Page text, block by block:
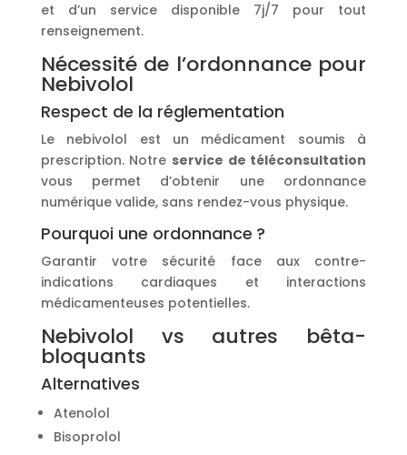
et d’un service disponible 7j/7 pour tout
renseignement.
Nécessité de l’ordonnance pour
Nebivolol
Respect de la réglementation
Le nebivolol est un médicament soumis à
prescription. Notre service de téléconsultation
vous permet d’obtenir une ordonnance
numérique valide, sans rendez-vous physique.
Pourquoi une ordonnance ?
Garantir votre sécurité face aux contre-
indications cardiaques et interactions
médicamenteuses potentielles.
Nebivolol vs autres bêta-
bloquants
Alternatives
Atenolol
Bisoprolol